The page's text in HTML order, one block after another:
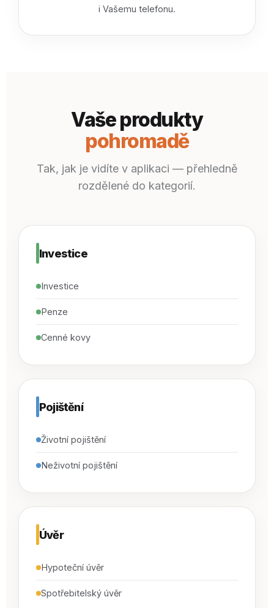
i Vašemu telefonu.
Vaše produkty
pohromadě
Tak, jak je vidíte v aplikaci — přehledně
rozdělené do kategorií.
Investice
Investice
Penze
Cenné kovy
Pojištění
Životní pojištění
Neživotní pojištění
Úvěr
Hypoteční úvěr
Spotřebitelský úvěr